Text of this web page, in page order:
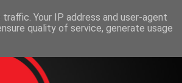
Your IP address and user-agent
quality of service, generate usage